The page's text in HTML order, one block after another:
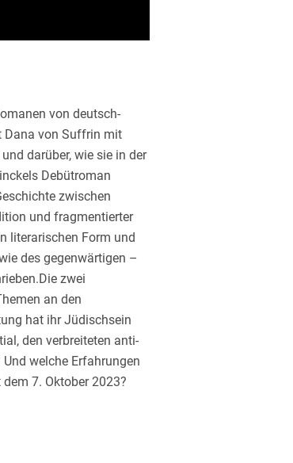
von deutsch-
Dana von Suffrin mit
darüber, wie sie in der
Debütroman
zwischen
und fragmentierter
literarischen Form und
des gegenwärtigen –
zwei
an den
hat ihr Jüdischsein
den verbreiteten anti-
welche Erfahrungen
7. Oktober 2023?